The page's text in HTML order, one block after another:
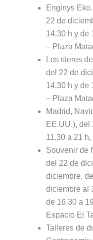
Enginys
22 de
14.30 h y de
– Plaza
Los títeres
del 22 de
14.30 h y de
– Plaza
Madrid,
EE.UU.), del
11.30 a 21
Souvenir de
del 22 de
diciembre,
diciembre al
de 16.30 a
Espacio El
Talleres de